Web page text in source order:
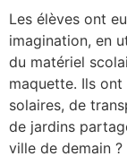
Les élèves ont
imagination, en
du matériel
maquette. Ils
solaires, de
de jardins
ville de demain ?